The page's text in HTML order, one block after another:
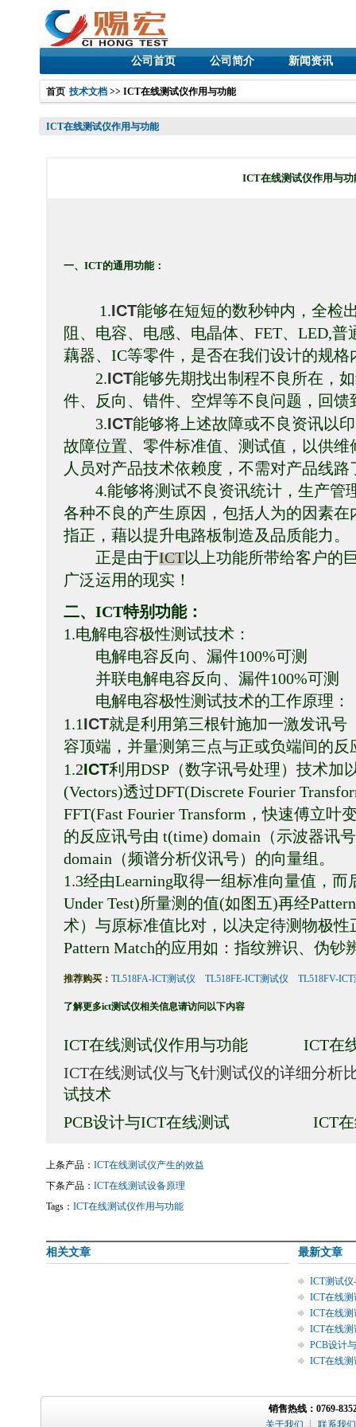
公司首页 公司简介 新闻资讯
首页 技术文档 >> ICT在线测试仪作用与功能
ICT在线测试仪作用与功能
ICT在线测试仪作用与功
一、 ICT的通用功能：
1.ICT能够在短短的数秒钟内，全检
阻、电容、电感、电晶体、 FET、 LED,普
藕器、 IC等零件，是否在我们设计的规格
2.ICT能够先期找出制程不良所在，
件、反向、错件、空焊等不良问题，回馈
3.ICT能够将上述故障或不良资讯以
故障位置、零件标准值、测试值，以供
人员对产品技术依赖度，不需对产品线
4.能够将测试不良资讯统计，生产管
各种不良的产生原因，包括人为的因素
指正，藉以提升电路板制造及品质能力。
正是由于ICT以上功能所带给客户的
广泛运用的现实！
二、 ICT特别功能：
1.电解电容极性测试技术：
电解电容反向、漏件100%可测
并联电解电容反向、漏件100%可测
电解电容极性测试技术的工作原理：
1.1ICT就是利用第三根针施加一激发讯号
容顶端，并量测第三点与正或负端间的反
1.2ICT利用DSP（数字讯号处理）技术加
(Vectors)透过DFT(Discrete Fourier
FFT(Fast Fourier Transform ，快速傅立叶
的反应讯号由 t(time) domain （示波器讯
domain （频谱分析仪讯号）的向量组。
1.3经由Learning取得一组标准向量值，而
Under Test)所量测的值(如图五 )再经
术）与原标准值比对，以决定待测物极性
Pattern Match的应用如：指纹辨识、伪钞
推荐购买： TL518FA-ICT测试仪 TL518FE-ICT测试仪 TL518FV-
了解更多ict测试仪相关信息请访问以下内容
ICT在线测试仪作用与功能
ICT在
ICT在线测试仪与飞针测试仪的详细分析
试技术
PCB设计与ICT在线测试
ICT
上条产品： ICT在线测试仪产生的效益
下条产品： ICT在线测试设备原理
Tags： ICT在线测试仪作用与功能
相关文章 最新文章
ICT测试
ICT在线
ICT在线
ICT在线
PCB设计
ICT在线
销售热线：0769-
关于我们 ┊ 联系我们